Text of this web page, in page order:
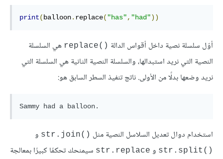
print( balloon. replace( "has", "had"))
أوّل سلسلة نصية داخل أقواس الدالة replace()‎ هي السلسلة
النصية التي نريد استبدالها، والسلسلة النصية الثانية هي السلسلة التي
نريد وضعها بدلًا من الأولى. ناتج تنفيذ السطر السابق هو:
Sammy had a balloon.
استخدام دوال تعديل السلاسل النصية مثل str.join()‎ و
str.split()‎ و str.replace سيمنحك تحكمًا كبيرًا بمعالجة